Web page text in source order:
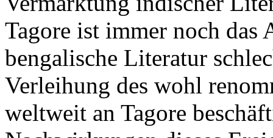
Tagore ist immer noch das
bengalische Literatur
Verleihung des wohl
weltweit an Tagore